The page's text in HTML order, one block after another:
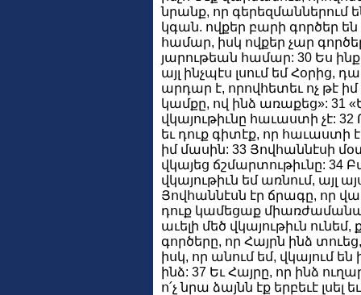
նրանք, որ գերեզմաններում
կգան. ովքեր բարի գործեր
համար, իսկ ովքեր չար
յարութեան համար: 30 Ես
այլ ինչպէս լսում եմ
արդար է, որովհետեւ ոչ թէ
կամքը, ով ինձ առաքեց»: 31
վկայութիւնը հաւաստի չէ: 32
եւ դուք գիտէք, որ հաւաստի
իմ մասին: 33 Յովհաննէսի
վկայեց ճշմարտութիւնը: 34
վկայութիւն եմ առնում, այլ
Յովհաննէսն էր ճրագը, որ
դուք կամեցաք
աւելի մեծ վկայութիւն
գործերը, որ Հայրն ինձ
իսկ, որ անում եմ, վկայում
ինձ: 37 Եւ Հայրը, որ ինձ
ո՛չ նրա ձայնն էք երբեւէ լսել